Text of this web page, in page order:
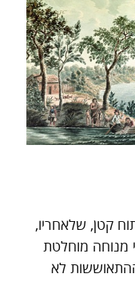
קטן, שלאחריו,
מנוחה מוחלטת
לא